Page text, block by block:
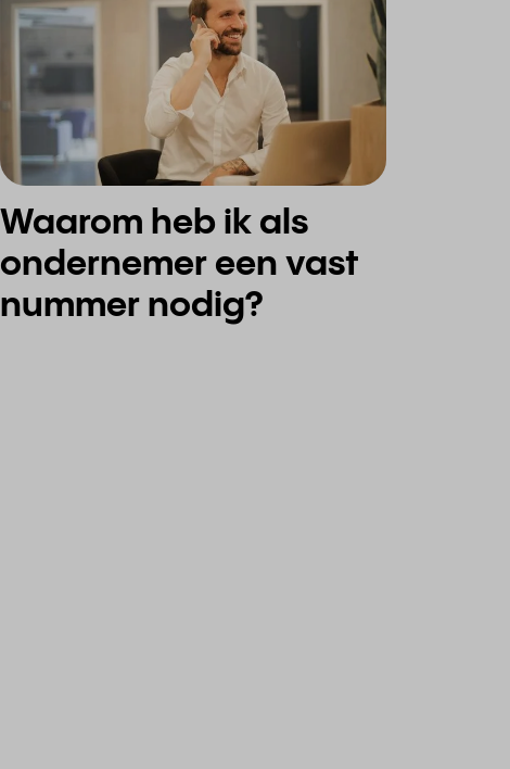
Waarom heb ik als
ondernemer een vast
nummer nodig?